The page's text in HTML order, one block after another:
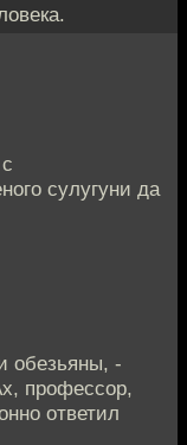
сулугуни да
обезьяны, -
профессор,
ответил